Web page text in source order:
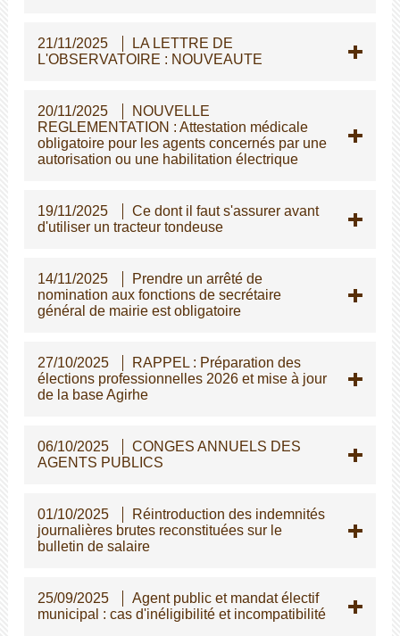
21/11/2025
LA LETTRE DE
L'OBSERVATOIRE : NOUVEAUTE
20/11/2025
NOUVELLE
REGLEMENTATION : Attestation médicale
obligatoire pour les agents concernés par une
autorisation ou une habilitation électrique
19/11/2025
Ce dont il faut s'assurer avant
d'utiliser un tracteur tondeuse
14/11/2025
Prendre un arrêté de
nomination aux fonctions de secrétaire
général de mairie est obligatoire
27/10/2025
RAPPEL : Préparation des
élections professionnelles 2026 et mise à jour
de la base Agirhe
06/10/2025
CONGES ANNUELS DES
AGENTS PUBLICS
01/10/2025
Réintroduction des indemnités
journalières brutes reconstituées sur le
bulletin de salaire
25/09/2025
Agent public et mandat électif
municipal : cas d'inéligibilité et incompatibilité